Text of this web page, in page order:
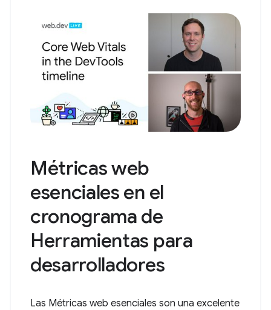
Métricas web
esenciales en el
cronograma de
Herramientas para
desarrolladores
Las Métricas web esenciales son una excelente